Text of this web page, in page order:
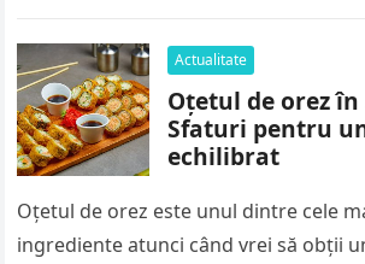
Actualitate
Oțetul de orez
Sfaturi pentru
echilibrat
Oțetul de orez este unul dintre cele
ingrediente atunci când vrei să obții